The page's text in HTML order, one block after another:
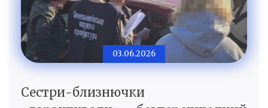
03.06.2026
Сестри-близнючки